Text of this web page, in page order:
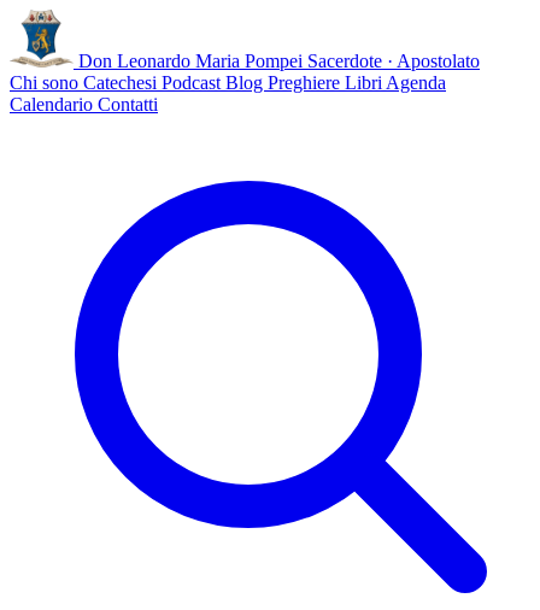
Don Leonardo Maria Pompei Sacerdote · Apostolato
Chi sono Catechesi Podcast Blog Preghiere Libri Agenda
Calendario Contatti